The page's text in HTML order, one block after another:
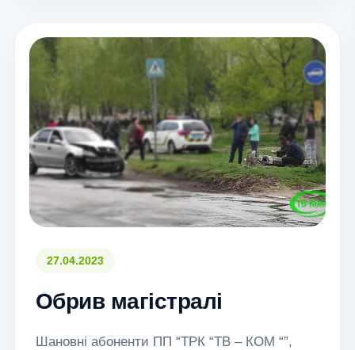
27.04.2023
Обрив магістралі
Шановні абоненти ПП “ТРК “ТВ – КОМ “”,